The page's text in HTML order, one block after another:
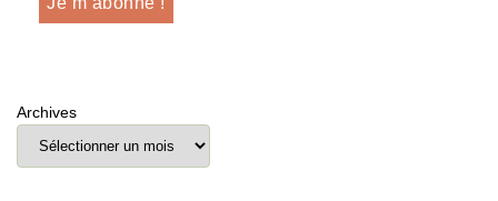
Archives